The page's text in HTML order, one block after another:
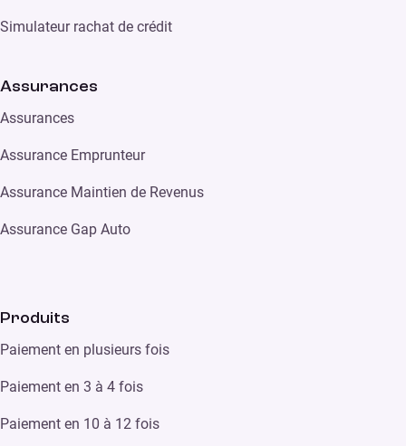
Simulateur rachat de crédit
Assurances
Assurances
Assurance Emprunteur
Assurance Maintien de Revenus
Assurance Gap Auto
Produits
Paiement en plusieurs fois
Paiement en 3 à 4 fois
Paiement en 10 à 12 fois